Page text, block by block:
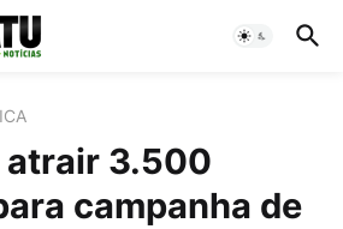
atrair 3.500
campanha de